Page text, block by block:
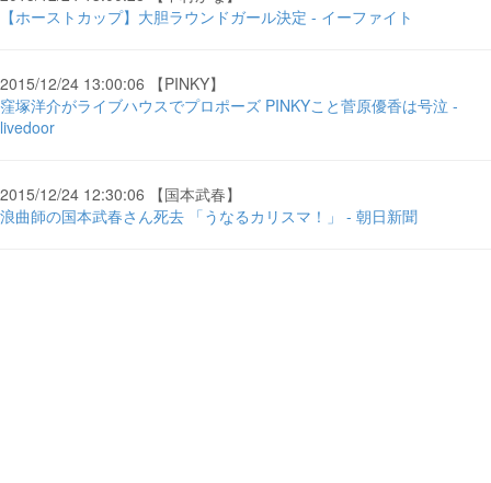
【ホーストカップ】大胆ラウンドガール決定 - イーファイト
2015/12/24 13:00:06 【PINKY】
窪塚洋介がライブハウスでプロポーズ PINKYこと菅原優香は号泣 -
livedoor
2015/12/24 12:30:06 【国本武春】
浪曲師の国本武春さん死去 「うなるカリスマ！」 - 朝日新聞